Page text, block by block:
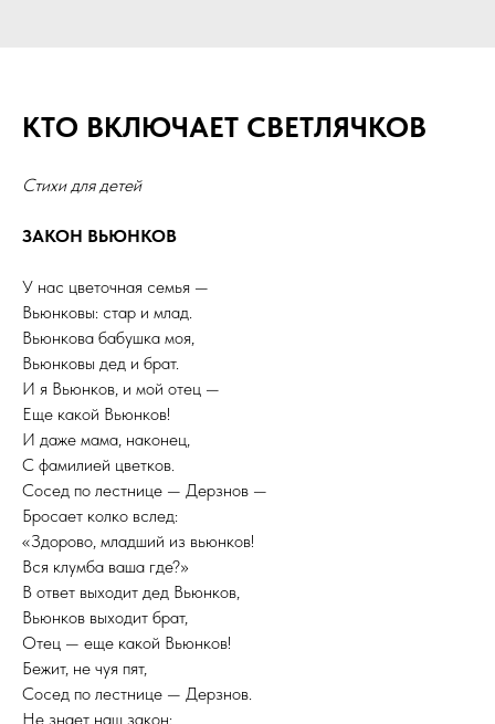
КТО ВКЛЮЧАЕТ СВЕТЛЯЧКОВ
Стихи для детей
ЗАКОН ВЬЮНКОВ
У нас цветочная семья —
Вьюнковы: стар и млад.
Вьюнкова бабушка моя,
Вьюнковы дед и брат.
И я Вьюнков, и мой отец —
Еще какой Вьюнков!
И даже мама, наконец,
С фамилией цветков.
Сосед по лестнице — Дерзнов —
Бросает колко вслед:
«Здорово, младший из вьюнков!
Вся клумба ваша где?»
В ответ выходит дед Вьюнков,
Вьюнков выходит брат,
Отец — еще какой Вьюнков!
Бежит, не чуя пят,
Сосед по лестнице — Дерзнов.
Не знает наш закон: